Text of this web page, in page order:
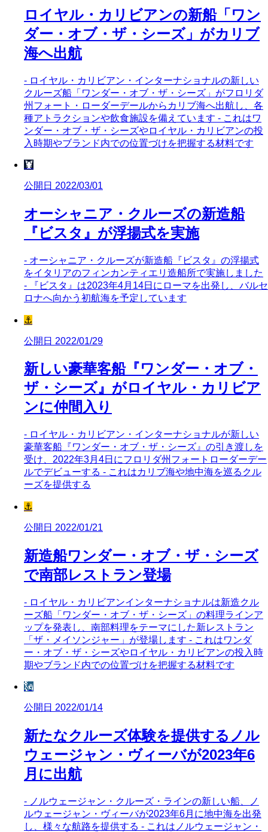
ロイヤル・カリビアンの新船「ワン
ダー・オブ・ザ・シーズ」がカリブ
海へ出航
- ロイヤル・カリビアン・インターナショナルの新しい
クルーズ船「ワンダー・オブ・ザ・シーズ」がフロリダ
州フォート・ローダーデールからカリブ海へ出航し、各
種アトラクションや飲食施設を備えています - これはワ
ンダー・オブ・ザ・シーズやロイヤル・カリビアンの投
入時期やブランド内での位置づけを把握する材料です
🦞
公開日 2022/03/01
オーシャニア・クルーズの新造船
『ビスタ』が浮揚式を実施
- オーシャニア・クルーズが新造船『ビスタ』の浮揚式
をイタリアのフィンカンティエリ造船所で実施しました
- 『ビスタ』は2023年4月14日にローマを出発し、バルセ
ロナへ向かう初航海を予定しています
⚓
公開日 2022/01/29
新しい豪華客船『ワンダー・オブ・
ザ・シーズ』がロイヤル・カリビア
ンに仲間入り
- ロイヤル・カリビアン・インターナショナルが新しい
豪華客船『ワンダー・オブ・ザ・シーズ』の引き渡しを
受け、2022年3月4日にフロリダ州フォートローダーデー
ルでデビューする - これはカリブ海や地中海を巡るクル
ーズを提供する
⚓
公開日 2022/01/21
新造船ワンダー・オブ・ザ・シーズ
で南部レストラン登場
- ロイヤル・カリビアンインターナショナルは新造クル
ーズ船「ワンダー・オブ・ザ・シーズ」の料理ラインア
ップを発表し、南部料理をテーマにした新レストラン
「ザ・メイソンジャー」が登場します - これはワンダ
ー・オブ・ザ・シーズやロイヤル・カリビアンの投入時
期やブランド内での位置づけを把握する材料です
🗽
公開日 2022/01/14
新たなクルーズ体験を提供するノル
ウェージャン・ヴィーバが2023年6
月に出航
- ノルウェージャン・クルーズ・ラインの新しい船、ノ
ルウェージャン・ヴィーバが2023年6月に地中海を出発
し、様々な航路を提供する - これはノルウェージャン・